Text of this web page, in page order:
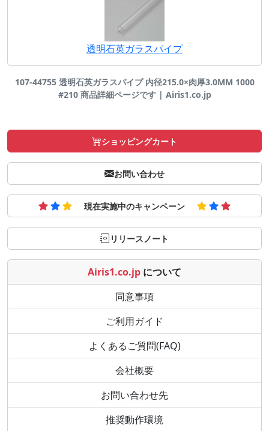
透明石英ガラスパイプ
107-44755 透明石英ガラスパイプ 内径215.0×肉厚3.0MM 1000
#210 商品詳細ページです | Airis1.co.jp
ショッピングカート
お問い合わせ
現在実施中のキャンペーン
リリースノート
Airis1.co.jp について
同意事項
ご利用ガイド
よくあるご質問(FAQ)
会社概要
お問い合わせ先
推奨動作環境